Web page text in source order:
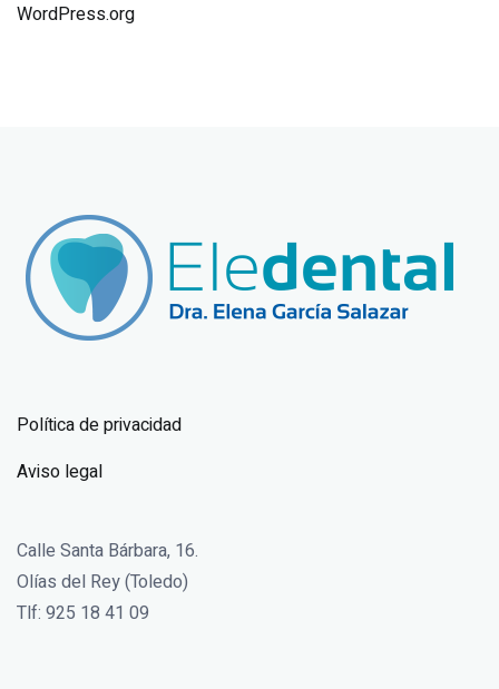
WordPress.org
Política de privacidad
Aviso legal
Calle Santa Bárbara, 16.
Olías del Rey (Toledo)
Tlf: 925 18 41 09